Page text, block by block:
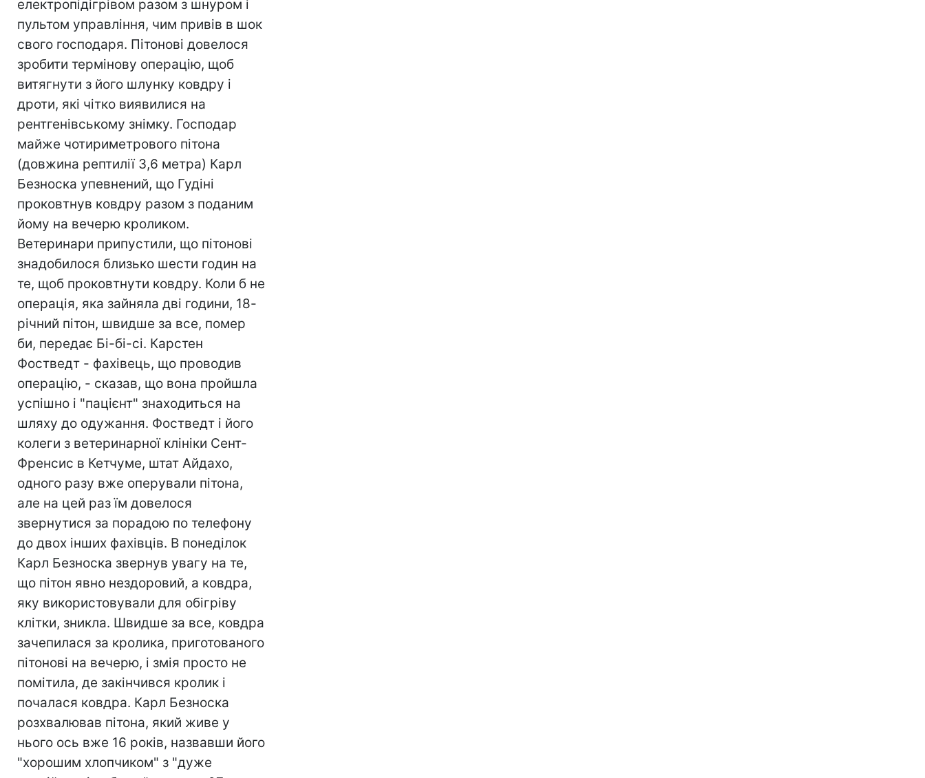
електропідігрівом разом з шнуром і
пультом управління, чим привів в шок
свого господаря. Пітонові довелося
зробити термінову операцію, щоб
витягнути з його шлунку ковдру і
дроти, які чітко виявилися на
рентгенівському знімку. Господар
майже чотириметрового пітона
(довжина рептилії 3,6 метра) Карл
Безноска упевнений, що Гудіні
проковтнув ковдру разом з поданим
йому на вечерю кроликом.
Ветеринари припустили, що пітонові
знадобилося близько шести годин на
те, щоб проковтнути ковдру. Коли б не
операція, яка зайняла дві години, 18-
річний пітон, швидше за все, помер
би, передає Бі-бі-сі. Карстен
Фостведт - фахівець, що проводив
операцію, - сказав, що вона пройшла
успішно і "пацієнт" знаходиться на
шляху до одужання. Фостведт і його
колеги з ветеринарної клініки Сент-
Френсис в Кетчуме, штат Айдахо,
одного разу вже оперували пітона,
але на цей раз їм довелося
звернутися за порадою по телефону
до двох інших фахівців. В понеділок
Карл Безноска звернув увагу на те,
що пітон явно нездоровий, а ковдра,
яку використовували для обігріву
клітки, зникла. Швидше за все, ковдра
зачепилася за кролика, приготованого
пітонові на вечерю, і змія просто не
помітила, де закінчився кролик і
почалася ковдра. Карл Безноска
розхвалював пітона, який живе у
нього ось вже 16 років, назвавши його
"хорошим хлопчиком" з "дуже